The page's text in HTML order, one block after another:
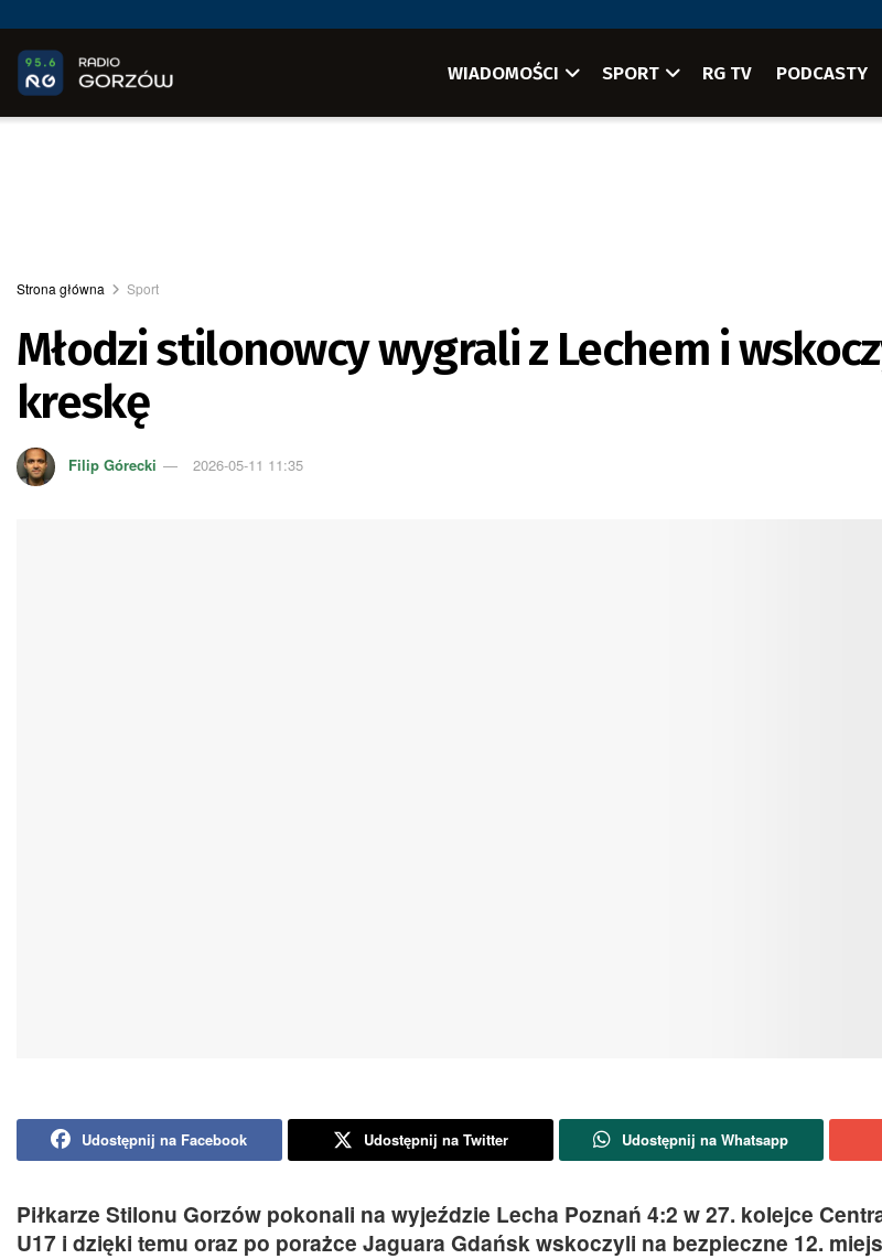
WIADOMOŚCI SPORT RG TV PODCASTY
Strona główna Sport
Młodzi stilonowcy wygrali z Lechem i
kreskę
Filip Górecki 2026-05-11 11:35
Udostępnij na Facebook Udostępnij na Twitter Udostępnij na Whatsapp
Piłkarze Stilonu Gorzów pokonali na wyjeździe Lecha Poznań 4:2 w 27. kolejce
U17 i dzięki temu oraz po porażce Jaguara Gdańsk wskoczyli na bezpieczne 12.